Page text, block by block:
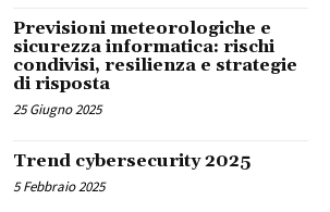
Previsioni meteorologiche e
sicurezza informatica: rischi
condivisi, resilienza e strategie
di risposta
25 Giugno 2025
Trend cybersecurity 2025
5 Febbraio 2025